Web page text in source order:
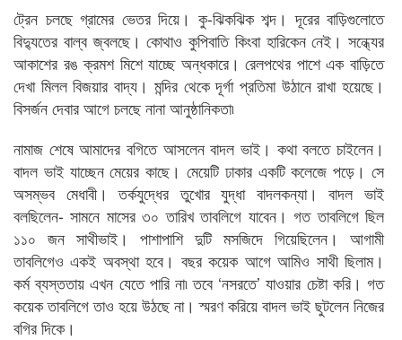
ট্রেন চলছে গ্রামের ভেতর দিয়ে। কু-ঝিকঝিক শব্দ। দূরের বাড়িগুলোতে
বিদ্যুতের বাল্ব জ্বলছে। কোথাও কুপিবাতি কিংবা হারিকেন নেই। সন্ধ্যের
আকাশের রঙ ক্রমশ মিশে যাচ্ছে অন্ধকারে। রেলপথের পাশে এক বাড়িতে
দেখা মিলল বিজয়ার বাদ্য। মন্দির থেকে দূর্গা প্রতিমা উঠানে রাখা হয়েছে।
বিসর্জন দেবার আগে চলছে নানা আনুষ্ঠানিকতা৷
নামাজ শেষে আমাদের বগিতে আসলেন বাদল ভাই। কথা বলতে চাইলেন।
বাদল ভাই যাচ্ছেন মেয়ের কাছে। মেয়েটি ঢাকার একটি কলেজে পড়ে। সে
অসম্ভব মেধাবী। তর্কযুদ্ধের তুখোর যুদ্ধা বাদলকন্যা। বাদল ভাই
বলছিলেন- সামনে মাসের ৩০ তারিখ তাবলিগে যাবেন। গত তাবলিগে ছিল
১১০ জন সাথীভাই। পাশাপাশি দুটি মসজিদে গিয়েছিলেন। আগামী
তাবলিগেও একই অবস্থা হবে। বছর কয়েক আগে আমিও সাথী ছিলাম।
কর্ম ব্যস্ততায় এখন যেতে পারি না৷ তবে ‘নসরতে’ যাওয়ার চেষ্টা করি। গত
কয়েক তাবলিগে তাও হয়ে উঠছে না। স্মরণ করিয়ে বাদল ভাই ছুটলেন নিজের
বগির দিকে।